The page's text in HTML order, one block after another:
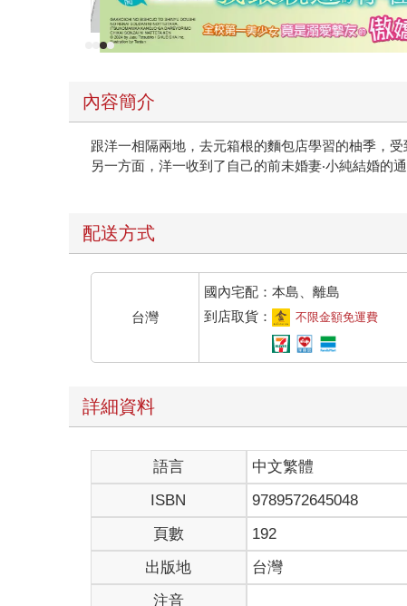
內容簡介
跟洋一相隔兩地，去元箱根的麵包店學習的柚季，
另一方面，洋一收到了自己的前未婚妻‧小純結婚的
配送方式
台灣
國內宅配：本島、離島
到店取貨：
不限金額免運費
詳細資料
語言 中文繁體
ISBN
9789572645048
頁數
192
出版地
台灣
注音